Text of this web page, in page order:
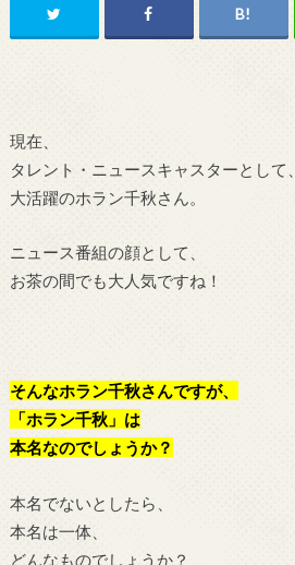
現在、
タレント・ニュースキャスターとして、
大活躍のホラン千秋さん。
ニュース番組の顔として、
お茶の間でも大人気ですね！
そんなホラン千秋さんですが、
「ホラン千秋」は
本名なのでしょうか？
本名でないとしたら、
本名は一体、
どんなものでしょうか？